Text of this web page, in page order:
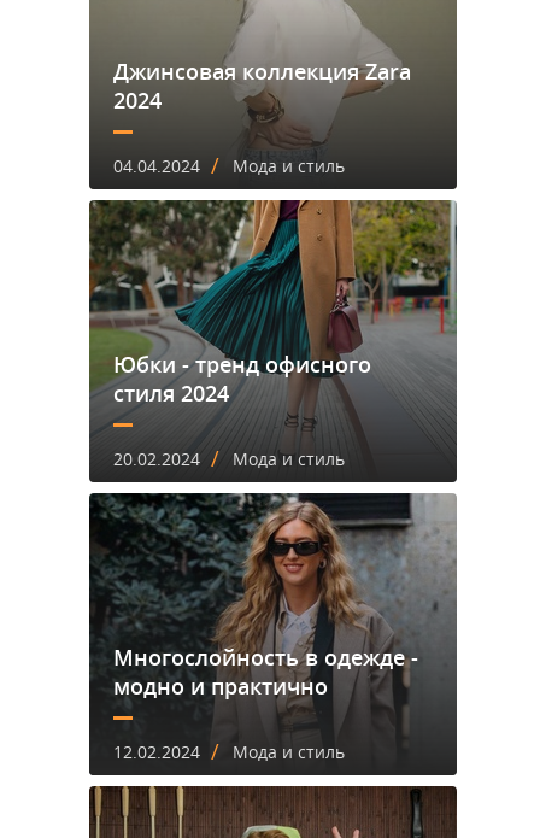
Джинсовая коллекция Zara
2024
04.04.2024 / Мода и стиль
Юбки - тренд офисного
стиля 2024
20.02.2024 / Мода и стиль
Многослойность в одежде -
модно и практично
12.02.2024 / Мода и стиль